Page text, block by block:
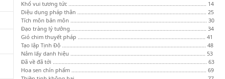
Khổ vui tương tức .............................................................................................. 14
Diệu dụng pháp thân ........................................................................................ 25
Tích môn bản môn ............................................................................................. 30
Đạo tràng lý tưởng............................................................................................. 34
Gió chim thuyết pháp ....................................................................................... 41
Tạo lập Tịnh Độ .................................................................................................. 48
Nắm lấy danh hiệu ............................................................................................ 53
Đã về đã tới ......................................................................................................... 63
Hoa sen chín phẩm ............................................................................................ 69